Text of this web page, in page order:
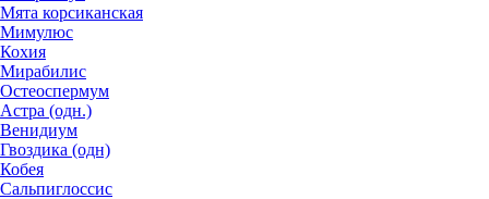
Мята корсиканская
Мимулюс
Кохия
Мирабилис
Остеоспермум
Астра (одн.)
Венидиум
Гвоздика (одн)
Кобея
Сальпиглоссис